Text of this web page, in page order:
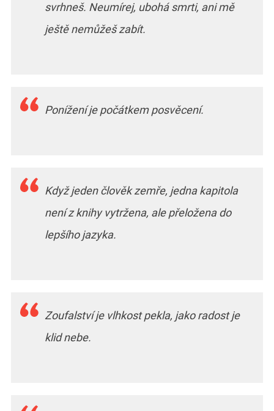
svrhneš. Neumírej, ubohá smrti, ani mě
ještě nemůžeš zabít.
Ponížení je počátkem posvěcení.
Když jeden člověk zemře, jedna kapitola
není z knihy vytržena, ale přeložena do
lepšího jazyka.
Zoufalství je vlhkost pekla, jako radost je
klid nebe.